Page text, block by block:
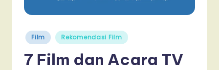
Posted
in
Film Rekomendasi Film
7 Film dan Acara TV